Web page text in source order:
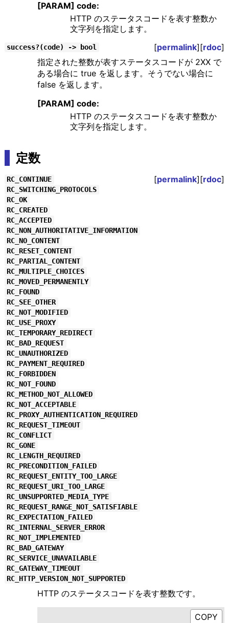
[PARAM] code:
HTTP のステータスコードを表す整数か
文字列を指定します。
success?(code) -> bool [permalink][rdoc]
指定された整数が表すステータスコードが 2XX で
ある場合に true を返します。そうでない場合に
false を返します。
[PARAM] code:
HTTP のステータスコードを表す整数か
文字列を指定します。
定数
RC_CONTINUE [permalink][rdoc]
RC_SWITCHING_PROTOCOLS
RC_OK
RC_CREATED
RC_ACCEPTED
RC_NON_AUTHORITATIVE_INFORMATION
RC_NO_CONTENT
RC_RESET_CONTENT
RC_PARTIAL_CONTENT
RC_MULTIPLE_CHOICES
RC_MOVED_PERMANENTLY
RC_FOUND
RC_SEE_OTHER
RC_NOT_MODIFIED
RC_USE_PROXY
RC_TEMPORARY_REDIRECT
RC_BAD_REQUEST
RC_UNAUTHORIZED
RC_PAYMENT_REQUIRED
RC_FORBIDDEN
RC_NOT_FOUND
RC_METHOD_NOT_ALLOWED
RC_NOT_ACCEPTABLE
RC_PROXY_AUTHENTICATION_REQUIRED
RC_REQUEST_TIMEOUT
RC_CONFLICT
RC_GONE
RC_LENGTH_REQUIRED
RC_PRECONDITION_FAILED
RC_REQUEST_ENTITY_TOO_LARGE
RC_REQUEST_URI_TOO_LARGE
RC_UNSUPPORTED_MEDIA_TYPE
RC_REQUEST_RANGE_NOT_SATISFIABLE
RC_EXPECTATION_FAILED
RC_INTERNAL_SERVER_ERROR
RC_NOT_IMPLEMENTED
RC_BAD_GATEWAY
RC_SERVICE_UNAVAILABLE
RC_GATEWAY_TIMEOUT
RC_HTTP_VERSION_NOT_SUPPORTED
HTTP のステータスコードを表す整数です。